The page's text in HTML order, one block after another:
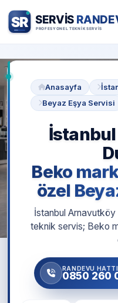
Anasayfa
Beyaz Eşya Servisi
Beko
özel
İstanbul
teknik servis; Beko
RANDEVU HATTI
0850 260